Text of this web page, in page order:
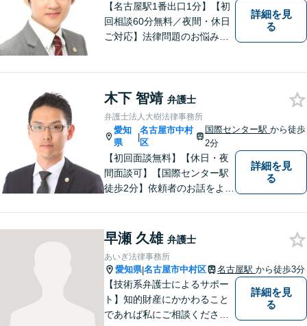
【名古屋駅1番出口1分】【初
回相談60分無料／夜間・休日
ご対応】法律問題のお悩みは
す。一人で悩みを抱え込ま
ず、一緒に解決の道を考えて
いきましょう！【Web相談
可】
詳細を見
る
木下 智靖 弁護士
弁護士法人大樹法律事務所
愛知
県
|
名古屋市中村
区
国際センター駅から徒歩
2分
【初回面談無料】【休日・夜
間面談可】【国際センター駅
徒歩2分】依頼者のお話をよく
せていただきます。お一人で
悩まず、まずはお気軽にご相
談ください。
詳細を見
る
早瀬 久雄 弁護士
あいぎ法律事務所
愛知県|名古屋市中村区 名古屋駅 から徒歩3分
【技術系弁護士によるサポー
ト】知的財産にかかわること
であれば私にご相談くださ
詳細を見
る